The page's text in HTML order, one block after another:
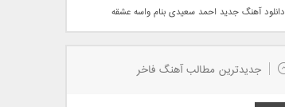
دانلود آهنگ جدید احمد سعیدی بنام واسه عشقه
جدیدترین مطالب آهنگ فاخر